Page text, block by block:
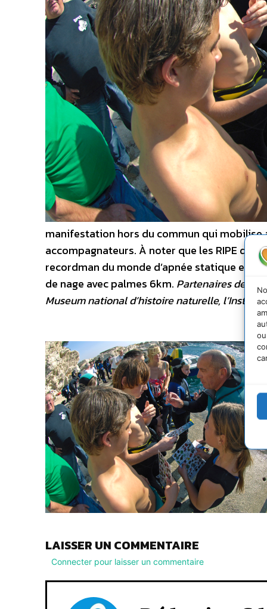
manifestation hors du commun qui
accompagnateurs. À noter que les RIPE de
recordman du monde d’apnée statique et
de nage avec palmes 6km. Partenaires des
Museum national d’histoire naturelle,
LAISSER UN COMMENTAIRE
Connecter pour laisser un commentaire